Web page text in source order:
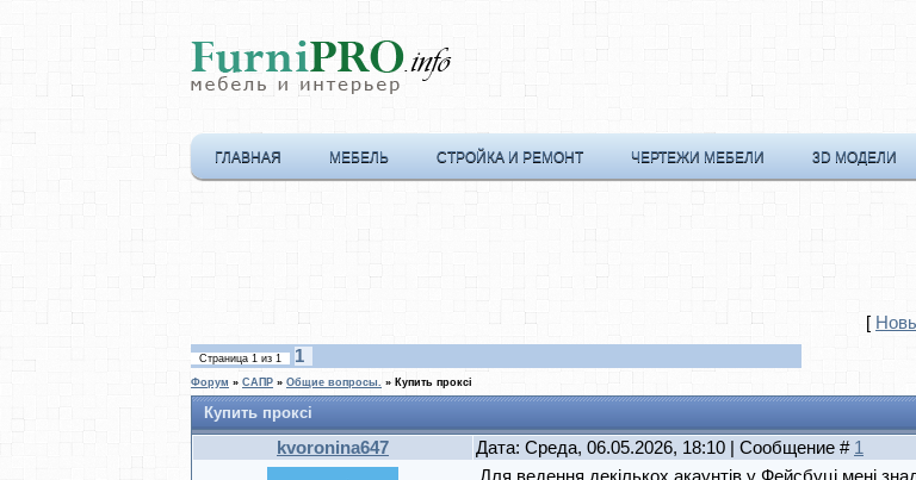
ГЛАВНАЯ МЕБЕЛЬ СТРОЙКА И РЕМОНТ ЧЕРТЕЖИ МЕБЕЛИ 3D МОДЕЛИ
[
Страница 1 из 1 1
Форум » САПР » Общие вопросы. » Купить проксі
Купить проксі
kvoronina647 Дата: Среда, 06.05.2026, 18:10 | Сообщение # 1